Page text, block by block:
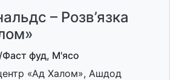
– Розв’язка
Фаст фуд, М'ясо
«Ад Халом», Ашдод